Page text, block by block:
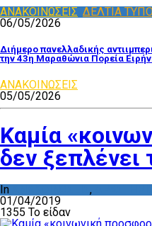
ΑΝΑΚΟΙΝΩΣΕΙΣ ΔΕΛΤΙΑ
06/05/2026
Διήμερο πανελλαδικής
την 43η Μαραθώνια Πορεία
ΑΝΑΚΟΙΝΩΣΕΙΣ
05/05/2026
Καμία
δεν ξεπλένει
In ,
01/04/2019
1355 Το είδαν